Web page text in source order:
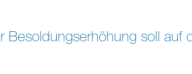
Besoldungserhöhung soll auf